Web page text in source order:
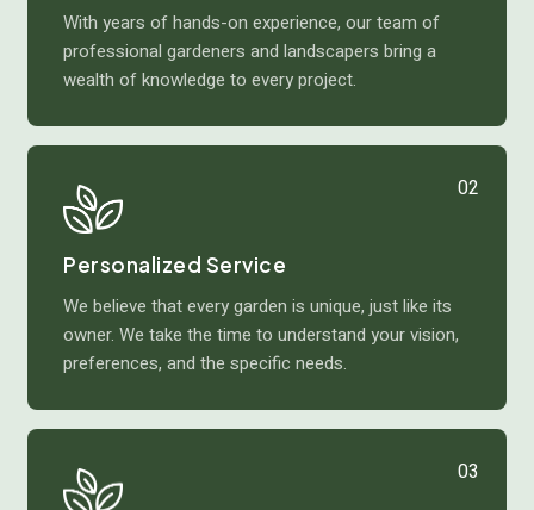
With years of hands-on experience, our team of
professional gardeners and landscapers bring a
wealth of knowledge to every project.
02
Personalized Service
We believe that every garden is unique, just like its
owner. We take the time to understand your vision,
preferences, and the specific needs.
03